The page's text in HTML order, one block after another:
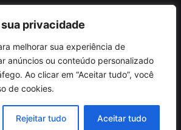
privacidade
melhorar sua experiência de
anúncios ou conteúdo personalizado
Ao clicar em “Aceitar tudo”, você
de cookies.
Rejeitar tudo Aceitar tudo
Rondônia
Web Stories Anuncie
LinkedinYouTubeInstagramTelegramTikTok
WhatsApp